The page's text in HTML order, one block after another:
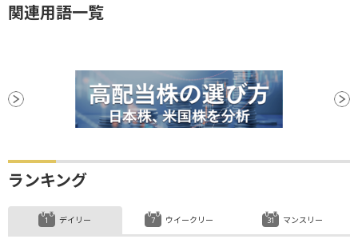
関連用語一覧
ランキング
デイリー ウイークリー マンスリー